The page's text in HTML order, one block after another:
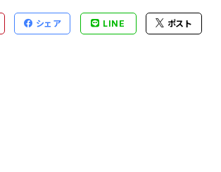
シェア LINE ポスト